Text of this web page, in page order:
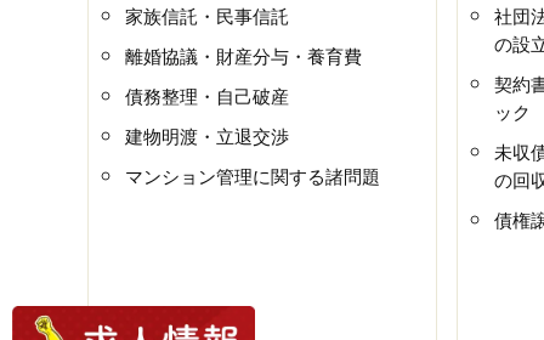
家族信託・民事信託
離婚協議・財産分与・養育費
債務整理・自己破産
建物明渡・立退交渉
マンション管理に関する諸問題
社団
の設
契約
ック
未収
の回
債権